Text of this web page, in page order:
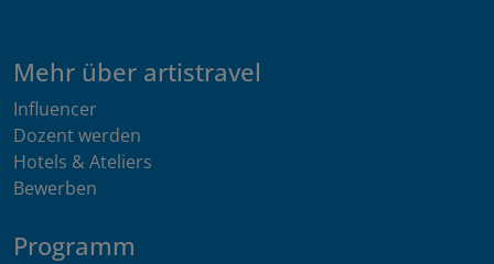
Mehr über artistravel
Influencer
Dozent werden
Hotels & Ateliers
Bewerben
Programm